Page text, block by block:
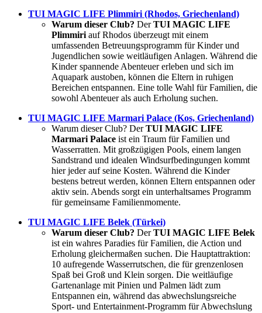
TUI MAGIC LIFE Plimmiri (Rhodos, Griechenland)
Warum dieser Club? DerTUI MAGIC LIFE
Plimmiri auf Rhodos überzeugt mit einem
umfassenden Betreuungsprogramm für Kinder und
Jugendlichen sowie weitläufigen Anlagen. Während die
Kinder spannende Abenteuer erleben und sich im
Aquapark austoben, können die Eltern in ruhigen
Bereichen entspannen. Eine tolle Wahl für Familien, die
sowohl Abenteuer als auch Erholung suchen.
TUI MAGIC LIFE Marmari Palace (Kos, Griechenland)
Warum dieser Club? DerTUI MAGIC LIFE
Marmari Palace ist ein Traum für Familien und
Wasserratten. Mit großzügigen Pools, einem langen
Sandstrand und idealen Windsurfbedingungen kommt
hier jeder auf seine Kosten. Während die Kinder
bestens betreut werden, können Eltern entspannen oder
aktiv sein. Abends sorgt ein unterhaltsames Programm
für gemeinsame Familienmomente.
TUI MAGIC LIFE Belek (Türkei)
Warum dieser Club? DerTUI MAGIC LIFE Belek
ist ein wahres Paradies für Familien, die Action und
Erholung gleichermaßen suchen. Die Hauptattraktion:
10 aufregende Wasserrutschen, die für grenzenlosen
Spaß bei Groß und Klein sorgen. Die weitläufige
Gartenanlage mit Pinien und Palmen lädt zum
Entspannen ein, während das abwechslungsreiche
Sport- und Entertainment-Programm für Abwechslung